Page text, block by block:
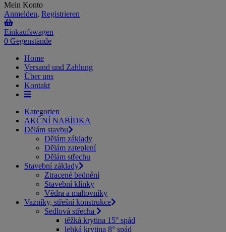
Mein Konto
Anmelden, Registrieren
Einkaufswagen
0 Gegenstände
Home
Versand und Zahlung
Über uns
Kontakt
Kategorien
AKČNÍ NABÍDKA
Dělám stavbu
Dělám základy
Dělám zateplení
Dělám střechu
Stavební základy
Ztracené bednění
Stavební klínky
Vědra a maltovníky
Vazníky, střešní konstrukce
Sedlová střecha
těžká krytina 15° spád
lehká krytina 8° spád